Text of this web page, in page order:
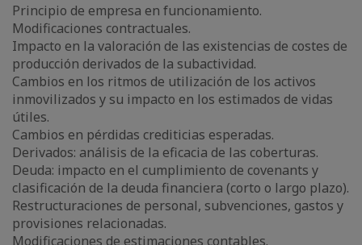
Principio de empresa en funcionamiento.
Modificaciones contractuales.
Impacto en la valoración de las existencias de costes de
producción derivados de la subactividad.
Cambios en los ritmos de utilización de los activos
inmovilizados y su impacto en los estimados de vidas
útiles.
Cambios en pérdidas crediticias esperadas.
Derivados: análisis de la eficacia de las coberturas.
Deuda: impacto en el cumplimiento de covenants y
clasificación de la deuda financiera (corto o largo plazo).
Restructuraciones de personal, subvenciones, gastos y
provisiones relacionadas.
Modificaciones de estimaciones contables.